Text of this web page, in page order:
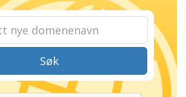
Søk